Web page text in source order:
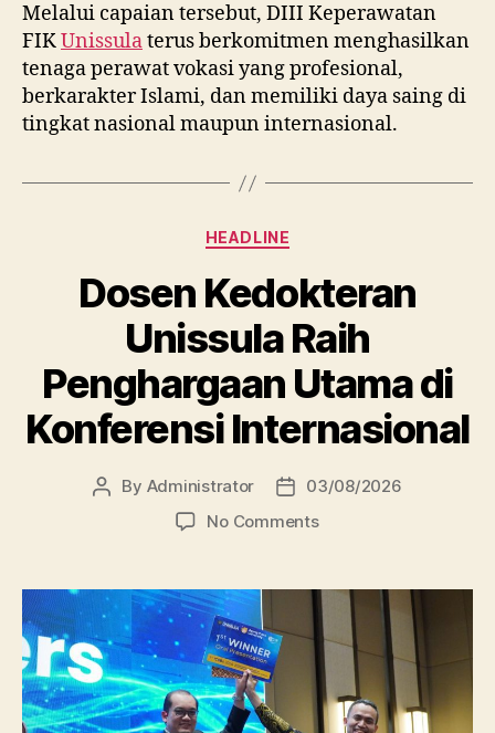
Melalui capaian tersebut, DIII Keperawatan
FIKUnissulaterus berkomitmen menghasilkan
tenaga perawat vokasi yang profesional,
berkarakter Islami, dan memiliki daya saing di
tingkat nasional maupun internasional.
Categories
HEADLINE
Dosen Kedokteran
Unissula Raih
Penghargaan Utama di
Konferensi Internasional
Post
By Administrator
Post03/08/2026
No Commentson
Unissula
Raih
Penghargaan
Utama
di
Konferensi